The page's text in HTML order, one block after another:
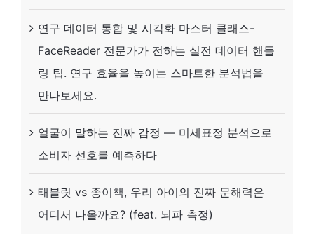
력
은
어
디
서
요?
(feat.
연구 데이터 통합 및 시각화 마스터 클래스-
FaceReader 전문가가 전하는 실전 데이터 핸들
링 팁. 연구 효율을 높이는 스마트한 분석법을
만나보세요.
얼굴이 말하는 진짜 감정 — 미세표정 분석으로
소비자 선호를 예측하다
태블릿 vs 종이책, 우리 아이의 진짜 문해력은
어디서 나올까요? (feat. 뇌파 측정)